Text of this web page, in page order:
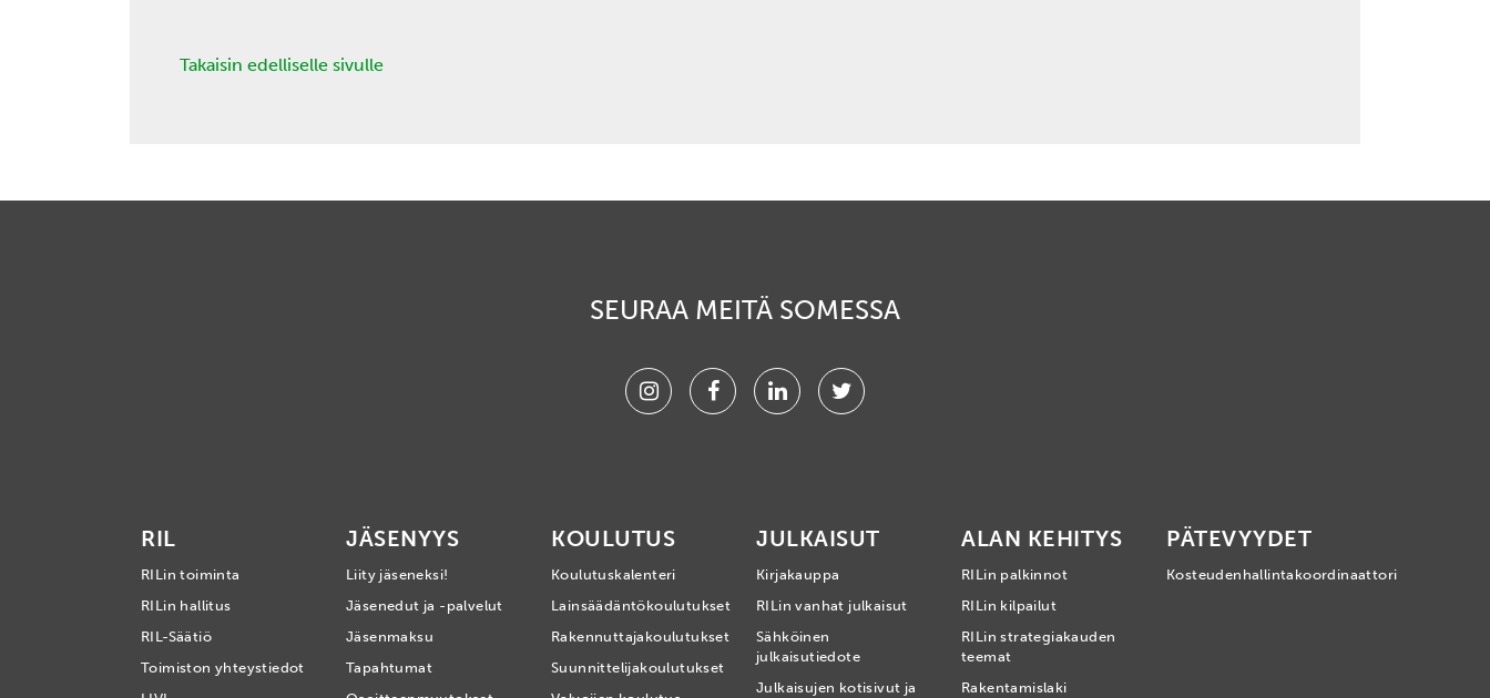
Takaisin edelliselle sivulle
SEURAA MEITÄ SOMESSA
InstagramFacebookLinkedinTwitter
RIL
RILin toiminta
RILin hallitus
RIL-Säätiö
Toimiston yhteystiedot
JÄSENYYS
Liity jäseneksi!
Jäsenedut ja -palvelut
Jäsenmaksu
Tapahtumat
KOULUTUS
Koulutuskalenteri
Lainsäädäntökoulutukset
Rakennuttajakoulutukset
Suunnittelijakoulutukset
JULKAISUT
Kirjakauppa
RILin vanhat julkaisut
Sähköinen
julkaisutiedote
Julkaisujen kotisivut ja
ALAN KEHITYS
RILin palkinnot
RILin kilpailut
RILin strategiakauden
teemat
Rakentamislaki
PÄTEVYYDET
Kosteudenhallintakoordinaattori